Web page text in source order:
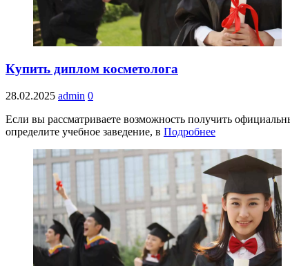
Купить диплом косметолога
28.02.2025 admin 0
Если вы рассматриваете возможность получить
определите учебное заведение, в Подробнее